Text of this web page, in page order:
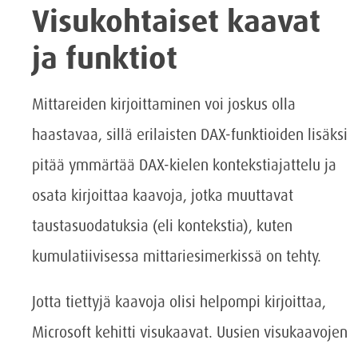
Visukohtaiset kaavat
ja funktiot
Mittareiden kirjoittaminen voi joskus olla
haastavaa, sillä erilaisten DAX-funktioiden lisäksi
pitää ymmärtää DAX-kielen kontekstiajattelu ja
osata kirjoittaa kaavoja, jotka muuttavat
taustasuodatuksia (eli kontekstia), kuten
kumulatiivisessa mittariesimerkissä on tehty.
Jotta tiettyjä kaavoja olisi helpompi kirjoittaa,
Microsoft kehitti visukaavat. Uusien visukaavojen